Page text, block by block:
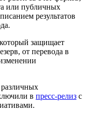
или публичных
результатов
защищает
от перевода в
в пресс-релиз с